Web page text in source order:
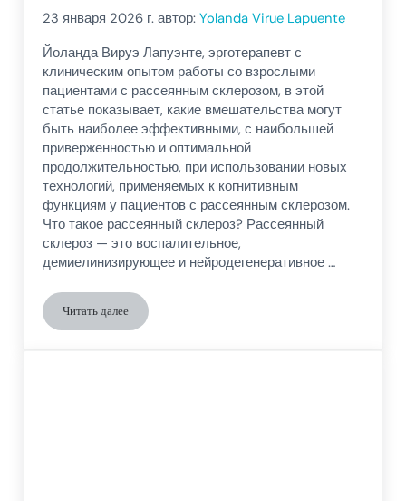
23 января 2026 г. автор:Yolanda Virue Lapuente
Йоланда Вируэ Лапуэнте, эрготерапевт с
клиническим опытом работы со взрослыми
пациентами с рассеянным склерозом, в этой
статье показывает, какие вмешательства могут
быть наиболее эффективными, с наибольшей
приверженностью и оптимальной
продолжительностью, при использовании новых
технологий, применяемых к когнитивным
функциям у пациентов с рассеянным склерозом.
Что такое рассеянный склероз? Рассеянный
склероз — это воспалительное,
демиелинизирующее и нейродегенеративное …
Читать далееКак новые технологии приносят пользу в когнитивном